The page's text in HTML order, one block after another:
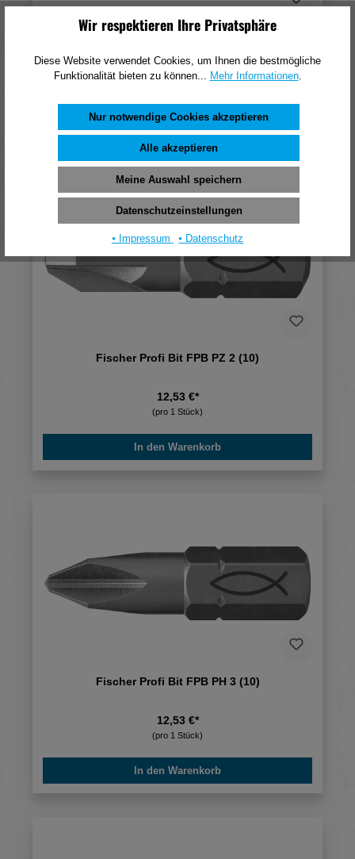
Fischer Profi Bit FPB T 10 (10)
24,18 €*
In den Warenkorb
Fischer Profi Bit FPB PZ 2 (10)
12,53 €*
(pro 1 Stück)
In den Warenkorb
Fischer Profi Bit FPB PH 3 (10)
12,53 €*
(pro 1 Stück)
In den Warenkorb
Wir respektieren Ihre Privatsphäre
Diese Website verwendet Cookies, um Ihnen die bestmögliche
Funktionalität bieten zu können... Mehr Informationen.
Nur notwendige Cookies akzeptieren
Alle akzeptieren
Meine Auswahl speichern
Datenschutzeinstellungen
⦁ Impressum ⦁ Datenschutz